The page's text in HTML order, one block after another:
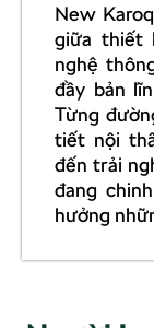
New
giữa thiết
nghệ
đầy bản
Từng
tiết nội
đến trải
đang
hưởng